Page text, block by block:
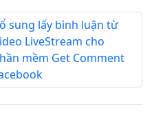
sung lấy bình luận từ
LiveStream cho
mềm Get Comment